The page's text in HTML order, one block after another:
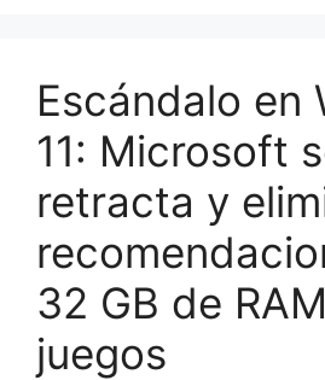
Escándalo en
11: Microsoft
retracta y
32 GB de
juegos